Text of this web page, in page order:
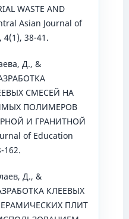
WASTE AND
Asian Journal of
38-41.
Д., &
СМЕСЕЙ НА
ПОЛИМЕРОВ
И ГРАНИТНОЙ
of Education
162.
Д., &
КЛЕЕВЫХ
ПЛИТ